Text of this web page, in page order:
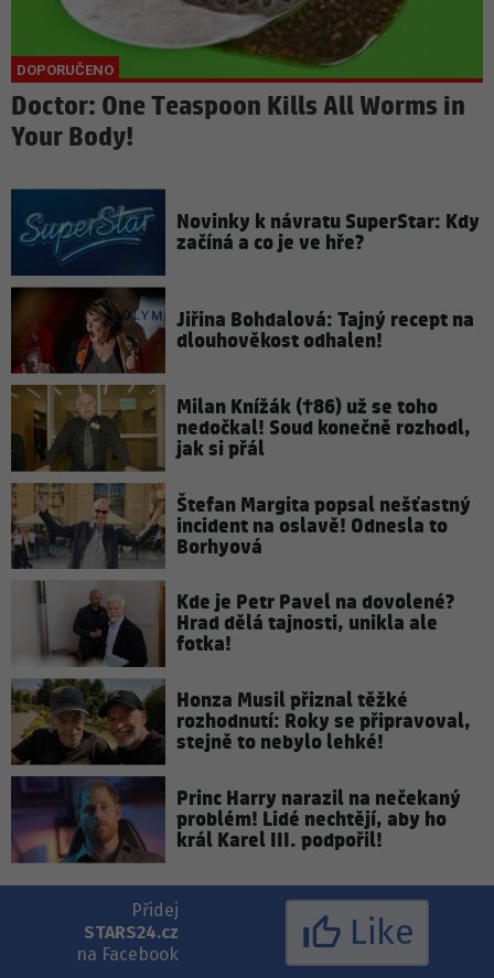
Doctor: One Teaspoon Kills All Worms in
Your Body!
Novinky k návratu SuperStar: Kdy
začíná a co je ve hře?
Jiřina Bohdalová: Tajný recept na
dlouhověkost odhalen!
Milan Knížák (†86) už se toho
nedočkal! Soud konečně rozhodl,
jak si přál
Štefan Margita popsal nešťastný
incident na oslavě! Odnesla to
Borhyová
Kde je Petr Pavel na dovolené?
Hrad dělá tajnosti, unikla ale
fotka!
Honza Musil přiznal těžké
rozhodnutí: Roky se připravoval,
stejně to nebylo lehké!
Princ Harry narazil na nečekaný
problém! Lidé nechtějí, aby ho
král Karel III. podpořil!
Přidej
STARS24.cz
na Facebook
Like